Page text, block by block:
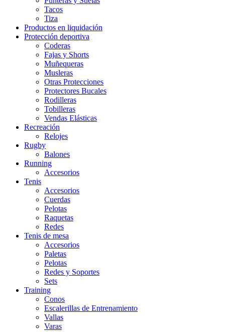
Tacos
Tiza
Productos en liquidación
Protección deportiva
Coderas
Fajas y Shorts
Muñequeras
Musleras
Otras Protecciones
Protectores Bucales
Rodilleras
Tobilleras
Vendas Elásticas
Recreación
Relojes
Rugby
Balones
Running
Accesorios
Tenis
Accesorios
Cuerdas
Pelotas
Raquetas
Redes
Tenis de mesa
Accesorios
Paletas
Pelotas
Redes y Soportes
Sets
Training
Conos
Escalerillas de Entrenamiento
Vallas
Varas